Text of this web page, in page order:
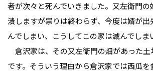
者が次々と死んでいきました。又左衛門の
潰しますが祟りは終わらず、今度は婿が出
んでしまい、こうしてこの家は滅んでしま
倉沢家は、その又左衛門の畑があった土
です。そういう理由から倉沢家では西瓜